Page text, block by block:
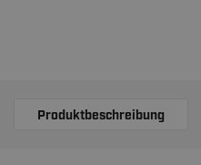
Produktbeschreibung